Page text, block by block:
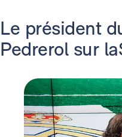
Le président
Pedrerol sur